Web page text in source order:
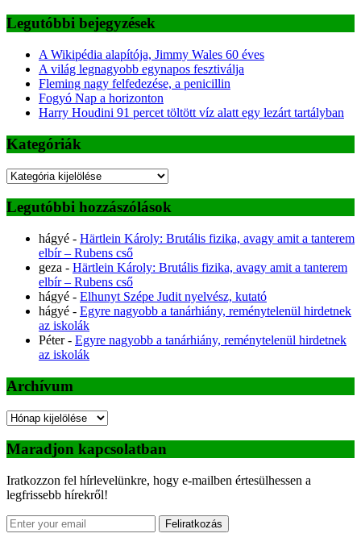
Legutóbbi bejegyzések
A Wikipédia alapítója, Jimmy Wales 60 éves
A világ legnagyobb egynapos fesztiválja
Fleming nagy felfedezése, a penicillin
Fogyó Nap a horizonton
Harry Houdini 91 percet töltött víz alatt egy lezárt tartályban
Kategóriák
Kategóriák
Legutóbbi hozzászólások
hágyé - Härtlein Károly: Brutális fizika, avagy amit a tanterem
elbír – Rubens cső
geza - Härtlein Károly: Brutális fizika, avagy amit a tanterem
elbír – Rubens cső
hágyé - Elhunyt Szépe Judit nyelvész, kutató
hágyé - Egyre nagyobb a tanárhiány, reménytelenül hirdetnek
az iskolák
Péter- Egyre nagyobb a tanárhiány, reménytelenül hirdetnek
az iskolák
Archívum
Archívum
Maradjon kapcsolatban
Iratkozzon fel hírlevelünkre, hogy e-mailben értesülhessen a
legfrissebb hírekről!
Feliratkozás